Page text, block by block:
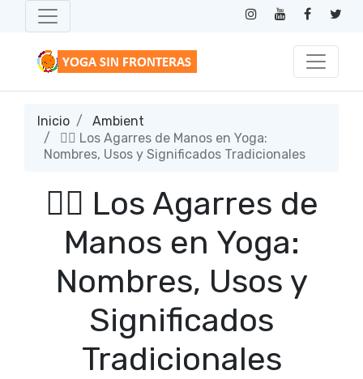
Inicio
Ambient
🧘‍♂️ Los Agarres de Manos en Yoga:
Nombres, Usos y Significados Tradicionales
🧘‍♂️ Los Agarres de
Manos en Yoga:
Nombres, Usos y
Significados
Tradicionales